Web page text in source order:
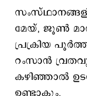
മേയ്, ജൂണ്‍
പ്രക്രിയ
റംസാന്‍
കഴിഞ്ഞാല്‍
ഉണ്ടാകും.